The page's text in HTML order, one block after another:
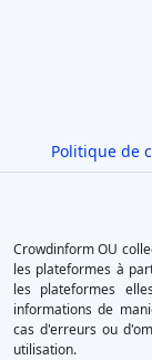
Politique de
Crowdinform OU
les plateformes à
les plateformes
informations de
cas d'erreurs ou
utilisation.